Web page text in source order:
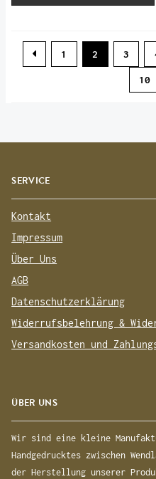
1 2 3
10
SERVICE
Kontakt
Impressum
Über Uns
AGB
Datenschutzerklärung
Widerrufsbelehrung &
Versandkosten und
ÜBER UNS
Wir sind eine kleine
Handgedrucktes zwischen
der Herstellung unserer